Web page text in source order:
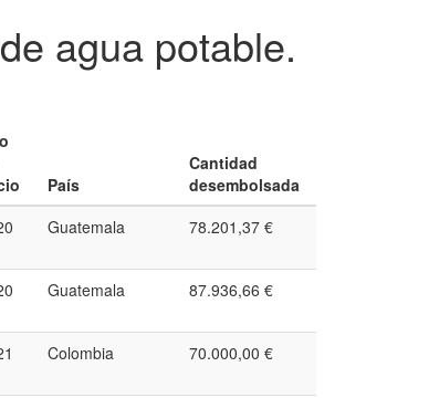
agua potable.
País
Cantidad
desembolsada
Guatemala 78.201,37 €
Guatemala 87.936,66 €
Colombia 70.000,00 €